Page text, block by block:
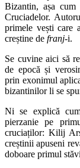
Bizantin, așa
Cruciadelor.
primele vești care
creștine de franj-i.
Se cuvine aici să
de epocă și
prin exonimul
bizantinilor li se
Ni se explică
pierzanie pe
cruciaților: Kilij
creștinii apuseni
doboare primul